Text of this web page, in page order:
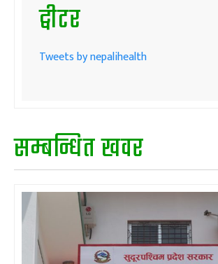
ट्वीटर
Tweets by nepalihealth
सम्बन्धित खवर